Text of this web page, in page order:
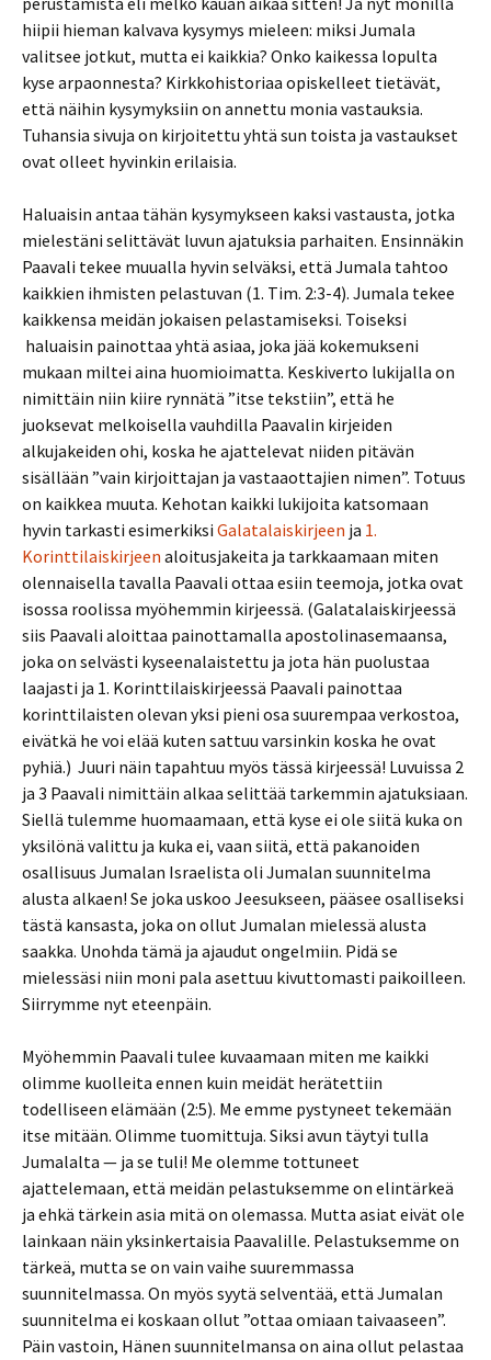
hiipii hieman kalvava kysymys mieleen: miksi Jumala
valitsee jotkut, mutta ei kaikkia? Onko kaikessa lopulta
kyse arpaonnesta? Kirkkohistoriaa opiskelleet tietävät,
että näihin kysymyksiin on annettu monia vastauksia.
Tuhansia sivuja on kirjoitettu yhtä sun toista ja vastaukset
ovat olleet hyvinkin erilaisia.
Haluaisin antaa tähän kysymykseen kaksi vastausta, jotka
mielestäni selittävät luvun ajatuksia parhaiten. Ensinnäkin
Paavali tekee muualla hyvin selväksi, että Jumala tahtoo
kaikkien ihmisten pelastuvan (1. Tim. 2:3-4). Jumala tekee
kaikkensa meidän jokaisen pelastamiseksi. Toiseksi
haluaisin painottaa yhtä asiaa, joka jää kokemukseni
mukaan miltei aina huomioimatta. Keskiverto lukijalla on
nimittäin niin kiire rynnätä ”itse tekstiin”, että he
juoksevat melkoisella vauhdilla Paavalin kirjeiden
alkujakeiden ohi, koska he ajattelevat niiden pitävän
sisällään ”vain kirjoittajan ja vastaaottajien nimen”. Totuus
on kaikkea muuta. Kehotan kaikki lukijoita katsomaan
hyvin tarkasti esimerkiksi Galatalaiskirjeen ja 1.
Korinttilaiskirjeen aloitusjakeita ja tarkkaamaan miten
olennaisella tavalla Paavali ottaa esiin teemoja, jotka ovat
isossa roolissa myöhemmin kirjeessä. (Galatalaiskirjeessä
siis Paavali aloittaa painottamalla apostolinasemaansa,
joka on selvästi kyseenalaistettu ja jota hän puolustaa
laajasti ja 1. Korinttilaiskirjeessä Paavali painottaa
korinttilaisten olevan yksi pieni osa suurempaa verkostoa,
eivätkä he voi elää kuten sattuu varsinkin koska he ovat
pyhiä.) Juuri näin tapahtuu myös tässä kirjeessä! Luvuissa 2
ja 3 Paavali nimittäin alkaa selittää tarkemmin ajatuksiaan.
Siellä tulemme huomaamaan, että kyse ei ole siitä kuka on
yksilönä valittu ja kuka ei, vaan siitä, että pakanoiden
osallisuus Jumalan Israelista oli Jumalan suunnitelma
alusta alkaen! Se joka uskoo Jeesukseen, pääsee osalliseksi
tästä kansasta, joka on ollut Jumalan mielessä alusta
saakka. Unohda tämä ja ajaudut ongelmiin. Pidä se
mielessäsi niin moni pala asettuu kivuttomasti paikoilleen.
Siirrymme nyt eteenpäin.
Myöhemmin Paavali tulee kuvaamaan miten me kaikki
olimme kuolleita ennen kuin meidät herätettiin
todelliseen elämään (2:5). Me emme pystyneet tekemään
itse mitään. Olimme tuomittuja. Siksi avun täytyi tulla
Jumalalta — ja se tuli! Me olemme tottuneet
ajattelemaan, että meidän pelastuksemme on elintärkeä
ja ehkä tärkein asia mitä on olemassa. Mutta asiat eivät ole
lainkaan näin yksinkertaisia Paavalille. Pelastuksemme on
tärkeä, mutta se on vain vaihe suuremmassa
suunnitelmassa. On myös syytä selventää, että Jumalan
suunnitelma ei koskaan ollut ”ottaa omiaan taivaaseen”.
Päin vastoin, Hänen suunnitelmansa on aina ollut pelastaa